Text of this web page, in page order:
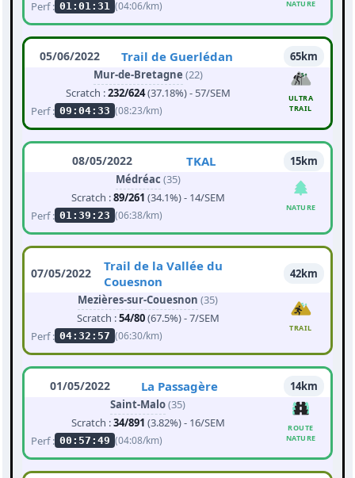
Perf : 01:01:31 (04:06/km) NATURE
05/06/2022 Trail de Guerlédan
65km
Mur-de-Bretagne (22)
Scratch :232/624(37.18%) - 57/SEM
Perf : 09:04:33 (08:23/km)
ULTRA
TRAIL
08/05/2022 TKAL
15km
Médréac (35)
Scratch :89/261 (34.1%) - 14/SEM
Perf : 01:39:23 (06:38/km)
NATURE
07/05/2022
Trail de la Vallée du
Couesnon
42km
Mezières-sur-Couesnon (35)
Scratch :54/80(67.5%) - 7/SEM
Perf : 04:32:57 (06:30/km)
TRAIL
01/05/2022 La Passagère
14km
Saint-Malo(35)
Scratch :34/891 (3.82%) - 16/SEM
Perf : 00:57:49 (04:08/km)
ROUTE
NATURE